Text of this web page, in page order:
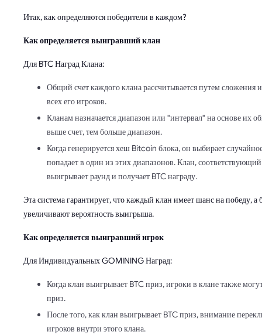
Итак, как определяются победители в каждом?
Как определяется выигравший клан
Для BTC Наград Клана:
Общий счет каждого клана рассчитывается путем сложения
всех его игроков.
Кланам назначается диапазон или "интервал" на основе их
выше счет, тем больше диапазон.
Когда генерируется хеш Bitcoin блока, он выбирает
попадает в один из этих диапазонов. Клан,
выигрывает раунд и получает BTC награду.
Эта система гарантирует, что каждый клан имеет шанс на победу, а
увеличивают вероятность выигрыша.
Как определяется выигравший игрок
Для Индивидуальных GOMINING Наград:
Когда клан выигрывает BTC приз, игроки в клане также
приз.
После того, как клан выигрывает BTC приз, внимание
игроков внутри этого клана.